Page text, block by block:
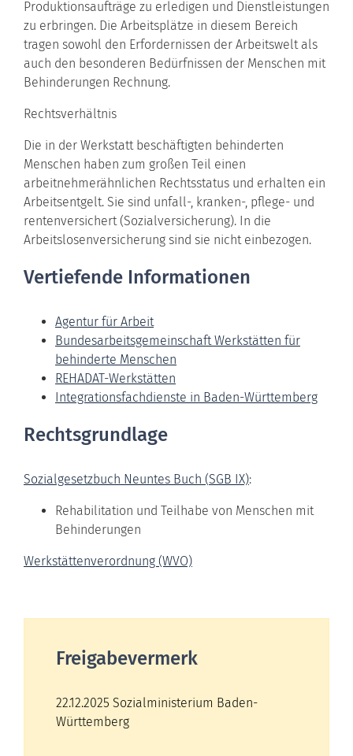
Produktionsaufträge zu erledigen und Dienstleistungen
zu erbringen. Die Arbeitsplätze in diesem Bereich
tragen sowohl den Erfordernissen der Arbeitswelt als
auch den besonderen Bedürfnissen der Menschen mit
Behinderungen Rechnung.
Rechtsverhältnis
Die in der Werkstatt beschäftigten behinderten
Menschen haben zum großen Teil einen
arbeitnehmerähnlichen Rechtsstatus und erhalten ein
Arbeitsentgelt. Sie sind unfall-, kranken-, pflege- und
rentenversichert (Sozialversicherung). In die
Arbeitslosenversicherung sind sie nicht einbezogen.
Vertiefende Informationen
Agentur für Arbeit
Bundesarbeitsgemeinschaft Werkstätten für
behinderte Menschen
REHADAT-Werkstätten
Integrationsfachdienste in Baden-Württemberg
Rechtsgrundlage
Sozialgesetzbuch Neuntes Buch (SGB IX):
Rehabilitation und Teilhabe von Menschen mit
Behinderungen
Werkstättenverordnung (WVO)
Freigabevermerk
22.12.2025 Sozialministerium Baden-
Württemberg